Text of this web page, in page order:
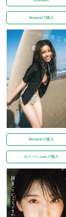
Amazonで購入
Amazonで購入
ヨドバシ.comで購入